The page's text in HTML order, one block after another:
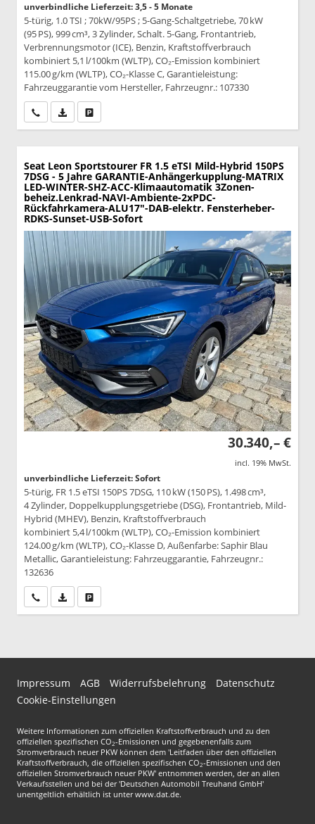
unverbindliche Lieferzeit: 3,5 - 5 Monate
5-türig, 1.0 TSI ; 70kW/95PS ; 5-Gang-Schaltgetriebe, 70 kW
(95 PS), 999 cm³, 3 Zylinder, Schalt. 5-Gang, Frontantrieb,
Verbrennungsmotor (ICE), Benzin, Kraftstoffverbrauch
kombiniert 5,1 l/100km (WLTP), CO₂-Emission kombiniert
115.00 g/km (WLTP), CO₂-Klasse C, Garantieleistung:
Fahrzeuggarantie vom Hersteller, Fahrzeugnr.: 107330
Wir rufen Sie anPDF-Datei, Fahrzeugexposé drucken
Seat Leon Sportstourer FR 1.5 eTSI Mild-Hybrid 150PS
7DSG - 5 Jahre GARANTIE-Anhängerkupplung-MATRIX
LED-WINTER-SHZ-ACC-Klimaautomatik 3Zonen-
beheiz.Lenkrad-NAVI-Ambiente-2xPDC-
Rückfahrkamera-ALU17"-DAB-elektr. Fensterheber-
RDKS-Sunset-USB-Sofort
30.340,– €
incl. 19% MwSt.
unverbindliche Lieferzeit: Sofort
5-türig, FR 1.5 eTSI 150PS 7DSG, 110 kW (150 PS), 1.498 cm³,
4 Zylinder, Doppelkupplungsgetriebe (DSG), Frontantrieb, Mild-
Hybrid (MHEV), Benzin, Kraftstoffverbrauch
kombiniert 5,4 l/100km (WLTP), CO₂-Emission kombiniert
124.00 g/km (WLTP), CO₂-Klasse D, Außenfarbe: Saphir Blau
Metallic, Garantieleistung: Fahrzeuggarantie, Fahrzeugnr.:
132636
Wir rufen Sie anPDF-Datei, Fahrzeugexposé drucken
Impressum AGB Widerrufsbelehrung
Datenschutz
Cookie-Einstellungen
Weitere Informationen zum offiziellen Kraftstoffverbrauch und zu den
offiziellen spezifischen CO2-Emissionen und gegebenenfalls zum
Stromverbrauch neuer PKW können dem 'Leitfaden über den offiziellen
Kraftstoffverbrauch, die offiziellen spezifischen CO2-Emissionen und den
offiziellen Stromverbrauch neuer PKW' entnommen werden, der an allen
Verkaufsstellen und bei der 'Deutschen Automobil Treuhand GmbH'
unentgeltlich erhältlich ist unter www.dat.de.